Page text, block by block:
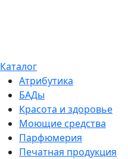
Каталог
Атрибутика
БАДы
Красота и здоровье
Моющие средства
Парфюмерия
Печатная продукция